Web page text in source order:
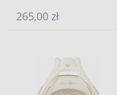
265,00 zł